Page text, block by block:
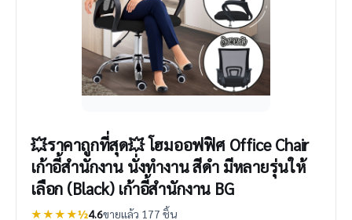
💥ราคาถูกที่สุด💥 โฮมออฟฟิศ Office Chair
เก้าอี้สำนักงาน นั่งทำงาน สีดำ มีหลายรุ่นให้
เลือก (Black) เก้าอี้สำนักงาน BG
★★★★½4.6ขายแล้ว 177 ชิ้น